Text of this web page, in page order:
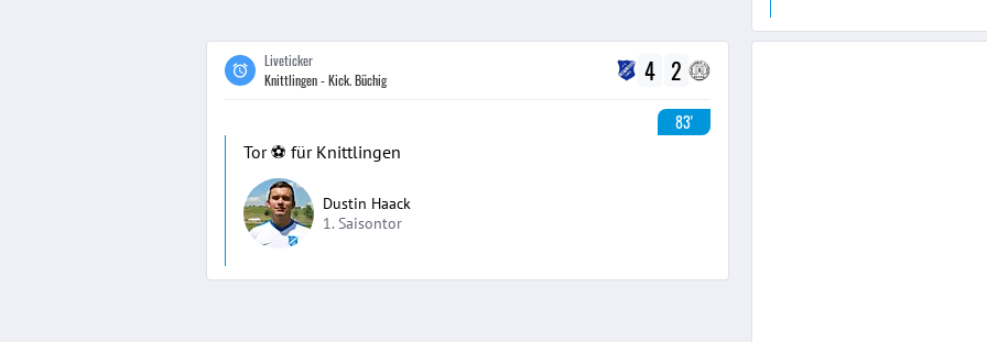
Liveticker
Knittlingen - Kick. Büchig
4 2
83'
Tor ⚽️ für Knittlingen
Dustin Haack
1. Saisontor